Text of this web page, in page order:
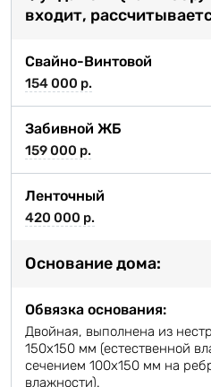
входит,
Свайно-Винтовой
154 000 р.
Забивной ЖБ
159 000 р.
Ленточный
420 000 р.
Основание дома:
Обвязка основания:
Двойная, выполнена из
150х150 мм (естественной
сечением 100х150 мм на
влажности).